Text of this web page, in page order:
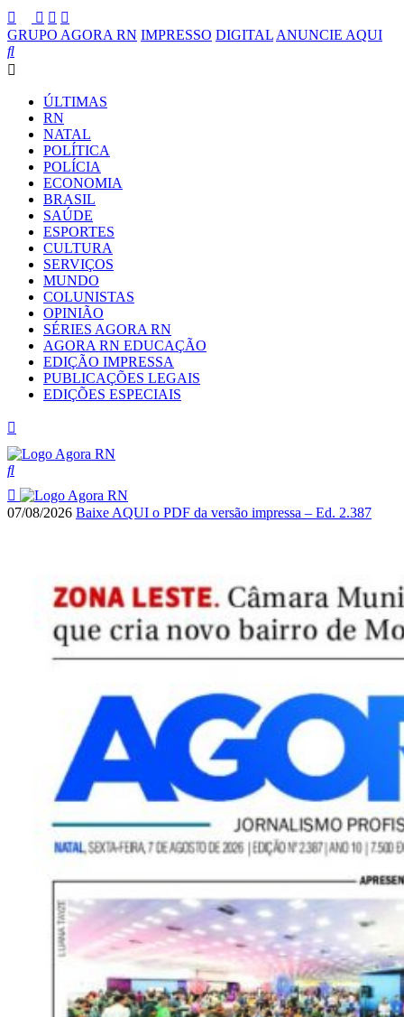
GRUPO AGORA RN IMPRESSO DIGITAL ANUNCIE AQUI
ÚLTIMAS
RN
NATAL
POLÍTICA
POLÍCIA
ECONOMIA
BRASIL
SAÚDE
ESPORTES
CULTURA
SERVIÇOS
MUNDO
COLUNISTAS
OPINIÃO
SÉRIES AGORA RN
AGORA RN EDUCAÇÃO
EDIÇÃO IMPRESSA
PUBLICAÇÕES LEGAIS
EDIÇÕES ESPECIAIS
07/08/2026 Baixe AQUI o PDF da versão impressa – Ed. 2.387